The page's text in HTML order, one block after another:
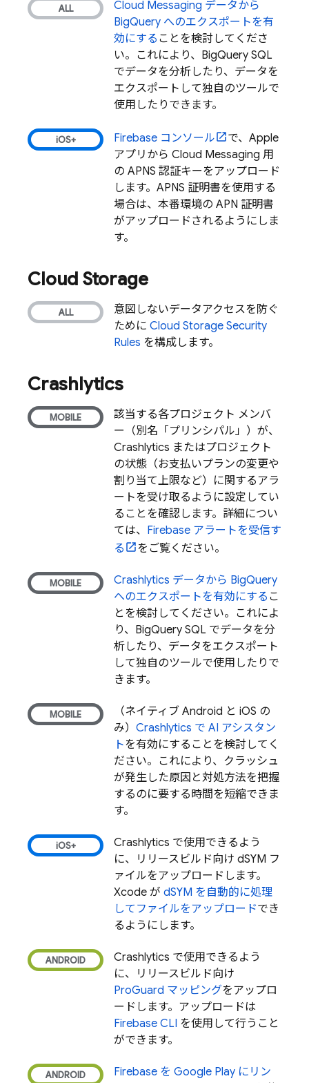
Cloud Messaging データから
BigQuery へのエクスポートを有
効にする ことを検討してくださ
い。これにより、 BigQuery SQL
でデータを分析したり、データを
エクスポートして独自のツールで
使用したりできます。
Firebase コンソール
で、Apple
アプリから Cloud Messaging 用
の APNS 認証キーをアップロード
します。APNS 証明書を使用する
場合は、本番環境の APN 証明書
がアップロードされるようにしま
す。
Cloud Storage
意図しないデータアクセスを防ぐ
ために Cloud Storage Security
Rules を構成します。
Crashlytics
該当する各プロジェクト メンバ
ー（別名「プリンシパル」）が、
Crashlytics またはプロジェクト
の状態（お支払いプランの変更や
割り当て上限など）に関するアラ
ートを受け取るように設定してい
ることを確認します。詳細につい
ては、 Firebase アラートを受信す
る
をご覧ください。
Crashlytics データから BigQuery
へのエクスポートを有効にする こ
とを検討してください。これによ
り、 BigQuery SQL でデータを分
析したり、データをエクスポート
して独自のツールで使用したりで
きます。
（ネイティブ Android と iOS の
み） Crashlytics で AI アシスタン
トを有効にすることを検討してく
ださい。これにより、クラッシュ
が発生した原因と対処方法を把握
するのに要する時間を短縮できま
す。
Crashlytics で使用できるよう
に、リリースビルド向け dSYM フ
ァイルをアップロードします。
Xcode が dSYM を自動的に処理
してファイルをアップロードでき
るようにします。
Crashlytics で使用できるよう
に、リリースビルド向け
ProGuard マッピングをアップロ
ードします。アップロードは
Firebase CLI を使用して行うこと
ができます。
Firebase を Google Play にリン